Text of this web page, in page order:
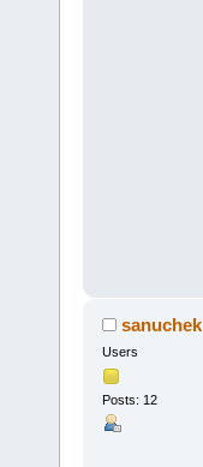
sanuchek
Users
Posts: 12